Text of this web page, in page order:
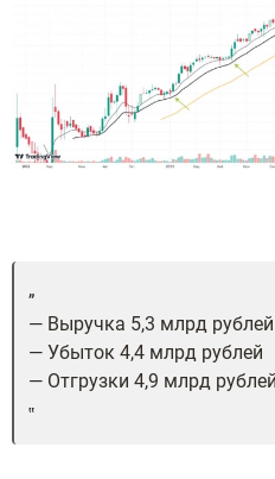
— Выручка 5,3 млрд рублей
— Убыток 4,4 млрд рублей
— Отгрузки 4,9 млрд